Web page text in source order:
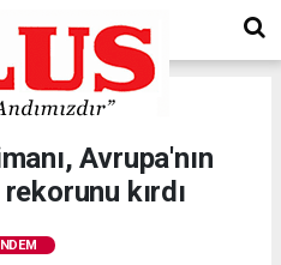
Avrupa'nın
kırdı